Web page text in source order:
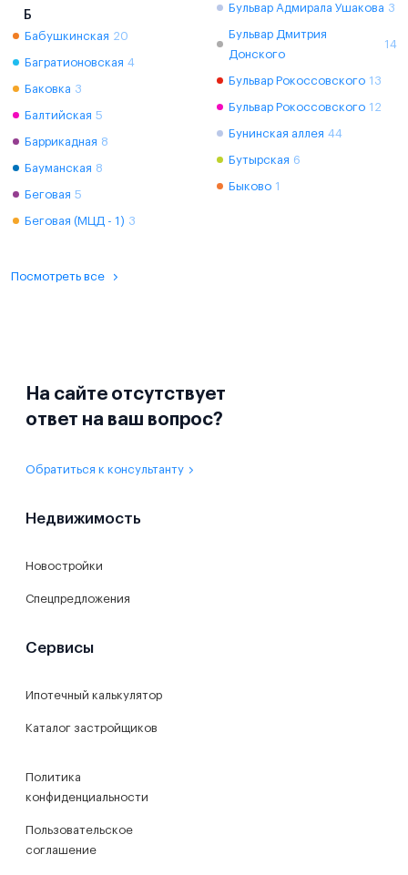
Б
Бабушкинская 20
Багратионовская 4
Баковка 3
Балтийская 5
Баррикадная 8
Бауманская 8
Беговая 5
Беговая (МЦД - 1) 3
Бульвар Адмирала Ушакова 3
Бульвар Дмитрия
Донского
14
Бульвар Рокоссовского 13
Бульвар Рокоссовского 12
Бунинская аллея 44
Бутырская 6
Быково 1
Посмотреть все
На сайте отсутствует
ответ на ваш вопрос?
Обратиться к консультанту
Недвижимость
Новостройки
Спецпредложения
Сервисы
Ипотечный калькулятор
Каталог застройщиков
Политика
конфиденциальности
Пользовательское
соглашение